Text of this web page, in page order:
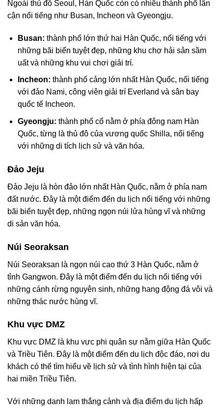
Ngoài thủ đô Seoul, Hàn Quốc còn có nhiều thành phố lân
cận nổi tiếng như Busan, Incheon và Gyeongju.
Busan: thành phố lớn thứ hai Hàn Quốc, nổi tiếng với
những bãi biển tuyệt đẹp, những khu chợ hải sản sầm
uất và những khu vui chơi giải trí.
Incheon: thành phố cảng lớn nhất Hàn Quốc, nổi tiếng
với đảo Nami, công viên giải trí Everland và sân bay
quốc tế Incheon.
Gyeongju: thành phố cổ nằm ở phía đông nam Hàn
Quốc, từng là thủ đô của vương quốc Shilla, nổi tiếng
với những di tích lịch sử và văn hóa.
Đảo Jeju
Đảo Jeju là hòn đảo lớn nhất Hàn Quốc, nằm ở phía nam
đất nước. Đây là một điểm đến du lịch nổi tiếng với những
bãi biển tuyệt đẹp, những ngọn núi lửa hùng vĩ và những
di sản văn hóa.
Núi Seoraksan
Núi Seoraksan là ngọn núi cao thứ 3 Hàn Quốc, nằm ở
tỉnh Gangwon. Đây là một điểm đến du lịch nổi tiếng với
những cánh rừng nguyên sinh, những hang động đá vôi và
những thác nước hùng vĩ.
Khu vực DMZ
Khu vực DMZ là khu vực phi quân sự nằm giữa Hàn Quốc
và Triều Tiên. Đây là một điểm đến du lịch độc đáo, nơi du
khách có thể tìm hiểu về lịch sử và tình hình hiện tại của
hai miền Triều Tiên.
Với những danh lam thắng cảnh và địa điểm du lịch hấp